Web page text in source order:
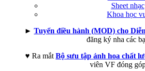
Sheet nhạc
Khoa học
► Tuyển điều hành (MOD) cho
đăng ký nha các
♥ Ra mắt Bộ sưu tập ảnh hoa chất
viên VF đóng